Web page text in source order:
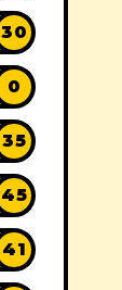
30
0
35
45
41